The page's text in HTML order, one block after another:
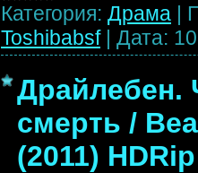
Категория: Драма |
Toshibabsf | Дата:
Драйлебен.
смерть /
(2011) HDRip